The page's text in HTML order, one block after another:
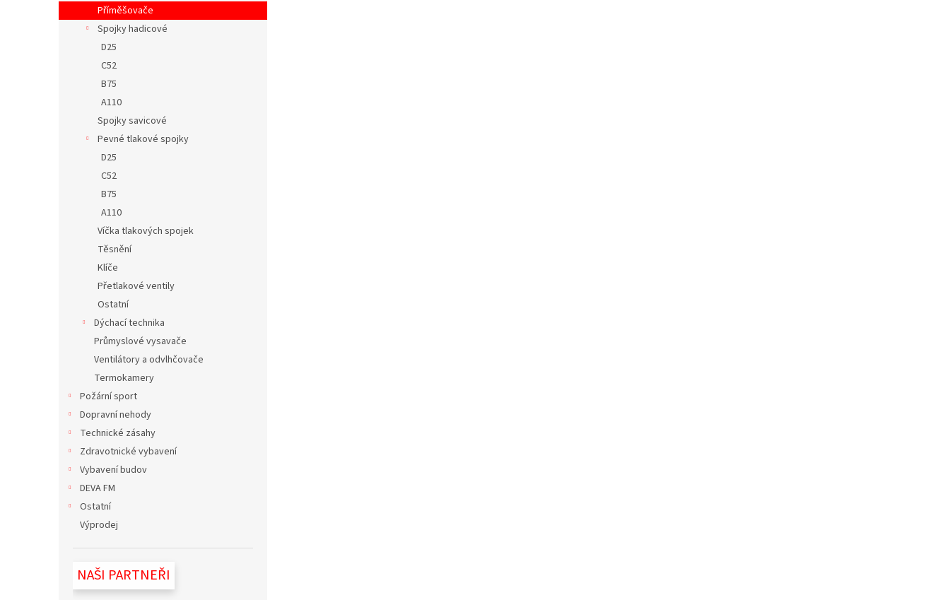
Příměšovače
Spojky hadicové
D25
C52
B75
A110
Spojky savicové
Pevné tlakové spojky
D25
C52
B75
A110
Víčka tlakových spojek
Těsnění
Klíče
Přetlakové ventily
Ostatní
Dýchací technika
Průmyslové vysavače
Ventilátory a odvlhčovače
Termokamery
Požární sport
Dopravní nehody
Technické zásahy
Zdravotnické vybavení
Vybavení budov
DEVA FM
Ostatní
Výprodej
NAŠI PARTNEŘI